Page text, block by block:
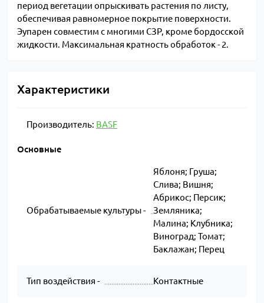
период вегетации опрыскивать растения по листу,
обеспечивая равномерное покрытие поверхности.
Эупарен совместим с многими СЗР, кроме бордосской
жидкости. Максимальная кратность обработок - 2.
Характеристики
Производитель: BASF
Основные
Обрабатываемые культуры -
Яблоня; Груша;
Слива; Вишня;
Абрикос; Персик;
Земляника;
Малина; Клубника;
Виноград; Томат;
Баклажан; Перец
Тип воздействия - Контактные